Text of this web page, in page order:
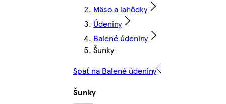
Mäso a lahôdky
Údeniny
Balené údeniny
Šunky
Späť na Balené údeniny
Šunky